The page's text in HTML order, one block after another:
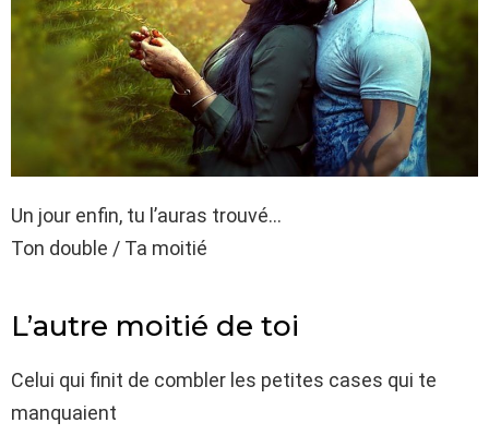
Un jour enfin, tu l’auras trouvé…
Ton double / Ta moitié
L’autre moitié de toi
Celui qui finit de combler les petites cases qui te
manquaient